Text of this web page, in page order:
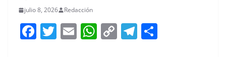
julio 8, 2026 Redacción
F T E W C T